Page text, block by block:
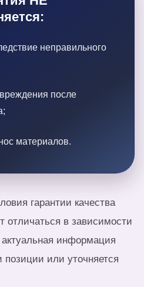
неправильного
после
материалов.
гарантии качества
отличаться в зависимости
информация
позиции или уточняется